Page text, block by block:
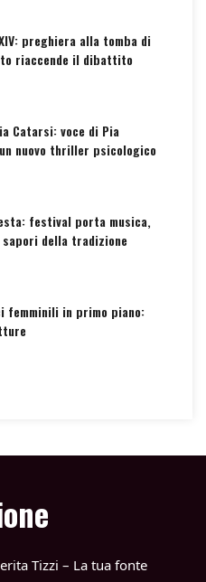
preghiera alla tomba di
riaccende il dibattito
Catarsi: voce di Pia
nuovo thriller psicologico
festival porta musica,
della tradizione
femminili in primo piano:
Tizzi – La tua fonte